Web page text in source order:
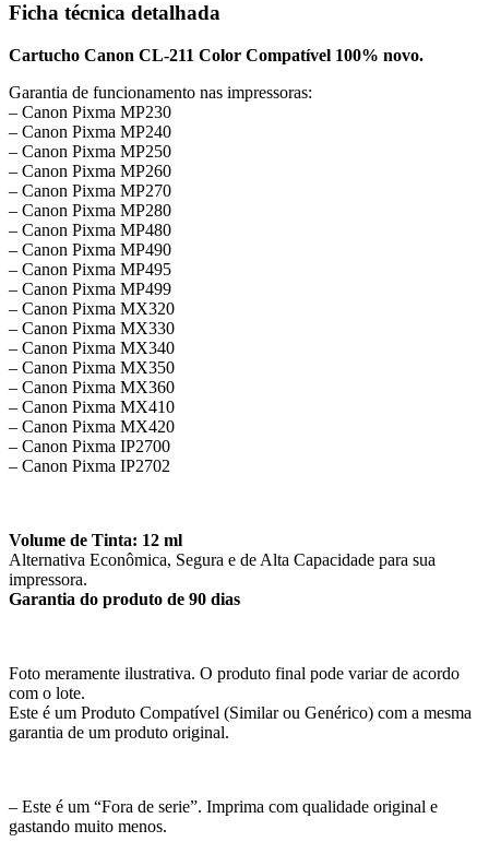
Ficha técnica detalhada
Cartucho Canon CL-211 Color Compatível 100% novo.
Garantia de funcionamento nas impressoras:
– Canon Pixma MP230
– Canon Pixma MP240
– Canon Pixma MP250
– Canon Pixma MP260
– Canon Pixma MP270
– Canon Pixma MP280
– Canon Pixma MP480
– Canon Pixma MP490
– Canon Pixma MP495
– Canon Pixma MP499
– Canon Pixma MX320
– Canon Pixma MX330
– Canon Pixma MX340
– Canon Pixma MX350
– Canon Pixma MX360
– Canon Pixma MX410
– Canon Pixma MX420
– Canon Pixma IP2700
– Canon Pixma IP2702
Volume de Tinta: 12 ml
Alternativa Econômica, Segura e de Alta Capacidade para sua
impressora.
Garantia do produto de 90 dias
Foto meramente ilustrativa. O produto final pode variar de acordo
com o lote.
Este é um Produto Compatível (Similar ou Genérico) com a mesma
garantia de um produto original.
– Este é um “Fora de serie”. Imprima com qualidade original e
gastando muito menos.